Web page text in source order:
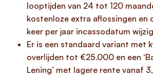
looptijden van 24 tot 120
kostenloze extra aflossingen en
keer per jaar incassodatum
Er is een standaard variant met
overlijden tot €25.000 en een
Lening’ met lagere rente vanaf